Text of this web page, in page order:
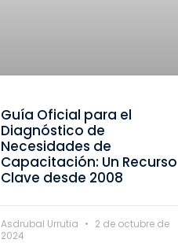
Guía Oficial para el
Diagnóstico de
Necesidades de
Capacitación: Un Recurso
Clave desde 2008
Asdrubal Urrutia
2 de octubre de
2024